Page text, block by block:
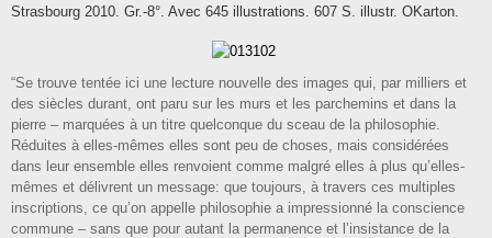
Terms
Privacy Policy
Imprint
Strasbourg 2010. Gr.-8°. Avec 645 illustrations. 607 S. illustr. OKarton.
“Se trouve tentée ici une lecture nouvelle des images qui, par milliers et
des siècles durant, ont paru sur les murs et les parchemins et dans la
pierre – marquées à un titre quelconque du sceau de la philosophie.
Réduites à elles-mêmes elles sont peu de choses, mais considérées
dans leur ensemble elles renvoient comme malgré elles à plus qu’elles-
mêmes et délivrent un message: que toujours, à travers ces multiples
inscriptions, ce qu’on appelle philosophie a impressionné la conscience
commune – sans que pour autant la permanence et l’insistance de la